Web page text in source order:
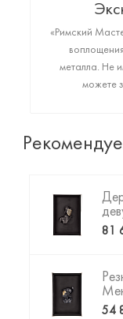
«Римский
металла. Не
можете
81
54